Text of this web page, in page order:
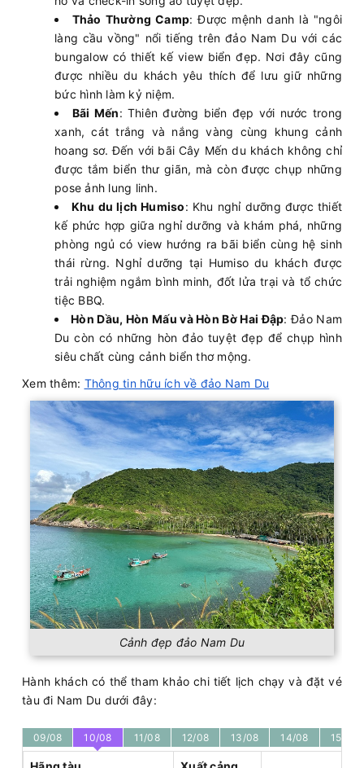
Thảo Thường Camp: Được mệnh danh là "ngôi
làng cầu vồng" nổi tiếng trên đảo Nam Du với các
bungalow có thiết kế view biển đẹp. Nơi đây cũng
được nhiều du khách yêu thích để lưu giữ những
bức hình làm kỷ niệm.
Bãi Mến: Thiên đường biển đẹp với nước trong
xanh, cát trắng và nắng vàng cùng khung cảnh
hoang sơ. Đến với bãi Cây Mến du khách không chỉ
được tắm biển thư giãn, mà còn được chụp những
pose ảnh lung linh.
Khu du lịch Humiso: Khu nghỉ dưỡng được thiết
kế phức hợp giữa nghỉ dưỡng và khám phá, những
phòng ngủ có view hướng ra bãi biển cùng hệ sinh
thái rừng. Nghỉ dưỡng tại Humiso du khách được
trải nghiệm ngắm bình minh, đốt lửa trại và tổ chức
tiệc BBQ.
Hòn Dầu, Hòn Mấu và Hòn Bờ Hai Đập: Đảo Nam
Du còn có những hòn đảo tuyệt đẹp để chụp hình
siêu chất cùng cảnh biển thơ mộng.
Xem thêm: Thông tin hữu ích về đảo Nam Du
Cảnh đẹp đảo Nam Du
Hành khách có thể tham khảo chi tiết lịch chạy và đặt vé
tàu đi Nam Du dưới đây:
09/08 10/08 11/08 12/08 13/08 14/08 15/08